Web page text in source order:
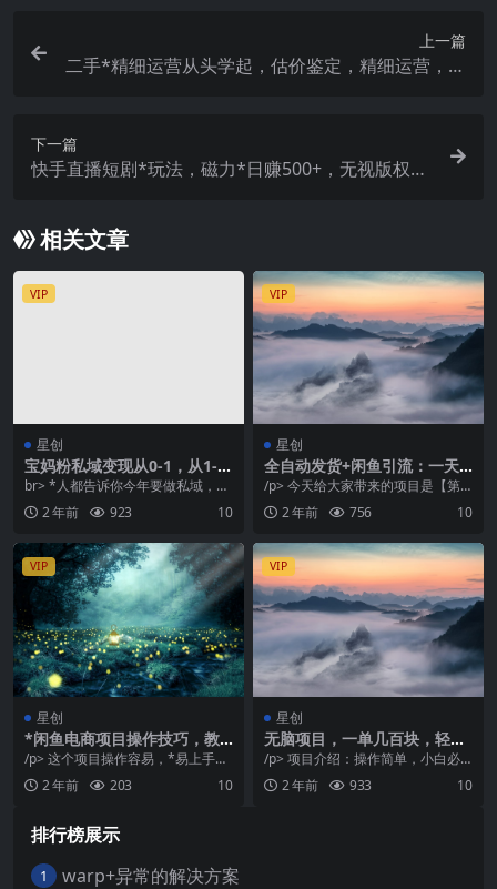
上一篇
二手*精细运营从头学起，估价鉴定，精细运营，细
下一篇
快手直播短剧*玩法，磁力*日赚500+，无视版权违
相关文章
VIP
星创
宝妈粉私域变现从0-1，从1-1
00，保姆级实操教程，长久稳
定的变现之法
br> *人都告诉你今年要做私域，但
是私域也有很多种类型，哪种类型
比较好做，哪种...
2 年前 923 10
VIP
星创
全自动发货+闲鱼引流：一天2
00流量，创业闭环模式实现收
益
/p> 今天给大家带来的项目是【第
三期：*引流，无脑搬运，闲鱼创业
粉引流一天20...
2 年前 756 10
VIP
星创
*闲鱼电商项目操作技巧，教
你轻松实现每日500收入【揭
秘】
/p> 这个项目操作容易，*易上手，
咸鱼无货源电商项目是一个创新的
电子商务平台，...
2 年前 203 10
VIP
星创
无脑项目，一单几百块，轻松
月入5w+，看完就能直接操作
/p> 项目介绍：操作简单，小白必
学，无脑做就可以了，每单利润在3
00以上，一天...
2 年前 933 10
排行榜展示
1 warp+异常的解决方案